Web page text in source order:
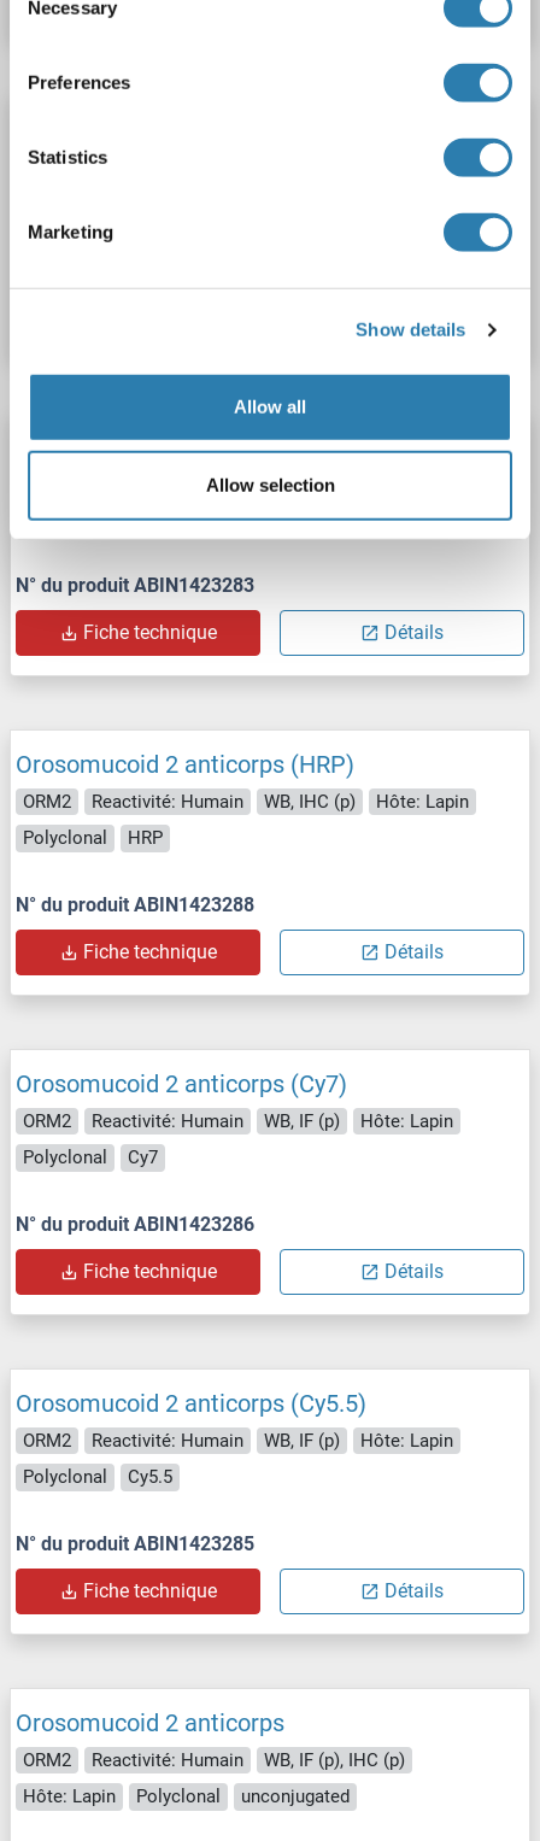
Selection
Necessary
Preferences
Statistics
Marketing
Show details
Allow all
Allow selection
ORM2 Reactivité: Humain
Hôte: Lapin
Orosomucoid 2 anticorps (Cy3)
Reactivité: Humain WB, IF (p)
Polyclonal
Cy3
N° du produit ABIN1423283
Fiche technique Détails
Orosomucoid 2 anticorps (HRP)
ORM2 Reactivité: Humain WB, IHC (p)
Hôte: Lapin
Polyclonal
HRP
N° du produit ABIN1423288
Fiche technique Détails
Orosomucoid 2 anticorps (Cy7)
ORM2 Reactivité: Humain WB, IF (p)
Hôte: Lapin
Polyclonal
Cy7
N° du produit ABIN1423286
Fiche technique Détails
Orosomucoid 2 anticorps (Cy5.5)
ORM2 Reactivité: Humain WB, IF (p)
Hôte: Lapin
Polyclonal
Cy5.5
N° du produit ABIN1423285
Fiche technique Détails
Orosomucoid 2 anticorps
ORM2 Reactivité: Humain
WB, IF (p), IHC (p)
Hôte: Lapin
Polyclonal unconjugated